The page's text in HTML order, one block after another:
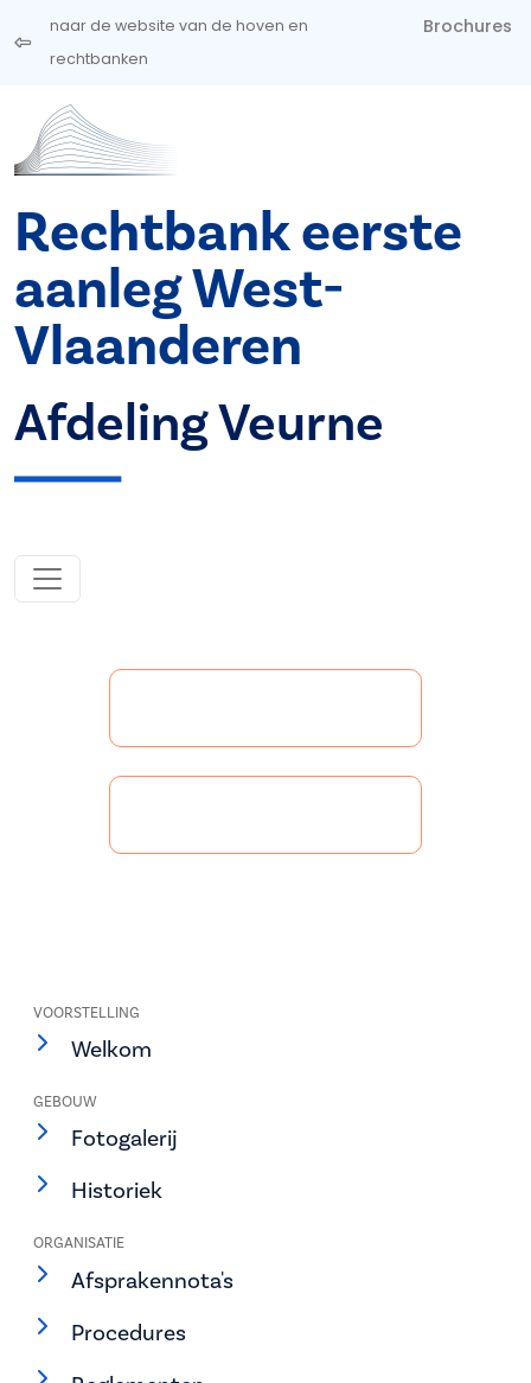
Overslaan en naar de inhoud gaan
naar de website van de hoven en
rechtbanken
Brochures
Rechtbank eerste
aanleg West-
Vlaanderen
Afdeling Veurne
VOORSTELLING
Welkom
GEBOUW
Fotogalerij
Historiek
ORGANISATIE
Afsprakennota's
Procedures